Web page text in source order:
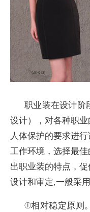
职业装在设计阶
设计），对各种职业
人体保护的要求进
工作环境，选择最
出职业装的特点，
设计和审定,一般采
①相对稳定原则